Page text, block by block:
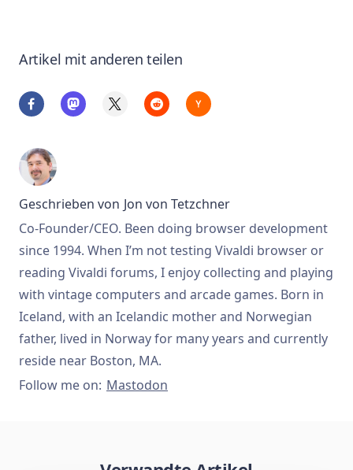
Artikel mit anderen teilen
Geschrieben von Jon von Tetzchner
Co-Founder/CEO. Been doing browser development
since 1994. When I’m not testing Vivaldi browser or
reading Vivaldi forums, I enjoy collecting and playing
with vintage computers and arcade games. Born in
Iceland, with an Icelandic mother and Norwegian
father, lived in Norway for many years and currently
reside near Boston, MA.
Follow me on: Mastodon